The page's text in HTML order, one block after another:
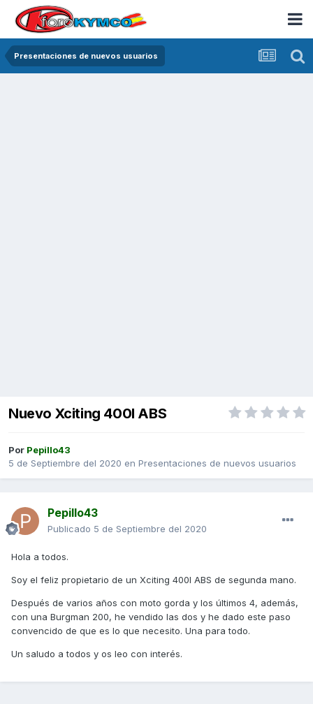
Presentaciones de nuevos usuarios
Nuevo Xciting 400I ABS
Por Pepillo43
5 de Septiembre del 2020 en Presentaciones de nuevos usuarios
Pepillo43
Publicado 5 de Septiembre del 2020
Hola a todos.
Soy el feliz propietario de un Xciting 400I ABS de segunda mano.
Después de varios años con moto gorda y los últimos 4, además,
con una Burgman 200, he vendido las dos y he dado este paso
convencido de que es lo que necesito. Una para todo.
Un saludo a todos y os leo con interés.